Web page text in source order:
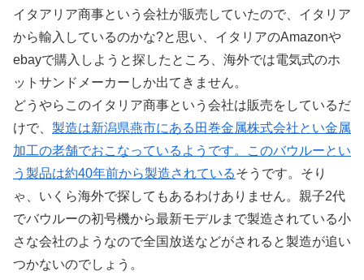
イタアリア商事という会社が販売していたので、イタリア
から輸入しているのかな?と思い、イタリアのAmazonや
ebayで購入しようと探したところ、海外では電気式のホ
ットサンドメーカーしか出てきません。
どうやらこのイタリア商事という会社は販売をしているだ
けで、 製造は新潟県燕市にある田巻金属株式会社とい金属
加工の老舗でおこなっているようです。このバウルーとい
う製品は約40年前から製造されているそうです。そり
ゃ、いくら海外で探してもあるわけありません。親子2代
でバウルーの初号機から最新モデルまで製造されている小
さな会社のようなので全国放送などがされると製造が追い
つかないのでしょう。